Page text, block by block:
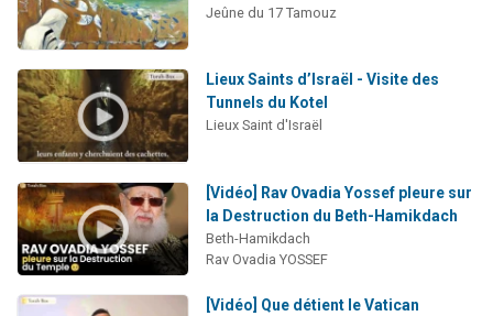
Jeûne du 17 Tamouz
Lieux Saints d’Israël - Visite des
Tunnels du Kotel
Lieux Saint d'Israël
[Vidéo] Rav Ovadia Yossef pleure sur
la Destruction du Beth-Hamikdach
Beth-Hamikdach
Rav Ovadia YOSSEF
[Vidéo] Que détient le Vatican